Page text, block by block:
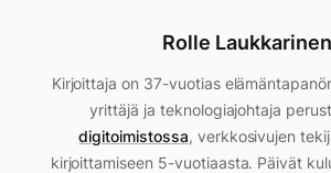
Rolle Laukkarinen
Kirjoittaja on 37-vuotias
yrittäjä ja teknologiajohtaja
digitoimistossa, verkkosivujen
kirjoittamiseen 5-vuotiaasta. Päivät